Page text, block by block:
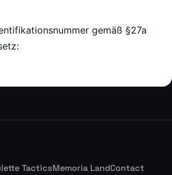
gemäß §27a
TacticsMemoria LandContact